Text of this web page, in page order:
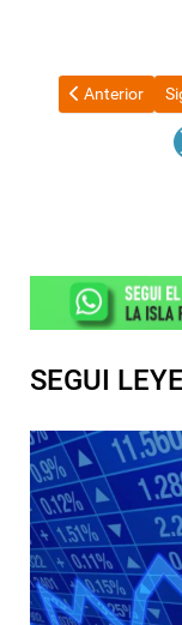
Artículo
Anterior
SEGUI